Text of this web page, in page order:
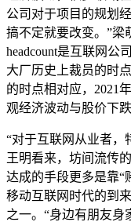
公司对于项目的规划
搞不定就要改变。”梁
headcount是互联网公
大厂历史上裁员的时
的时点相对应，2021
观经济波动与股价下
“对于互联网从业者，
王明看来，坊间流传
达成的手段更多是靠“
移动互联网时代的到
之一。“身边有朋友身